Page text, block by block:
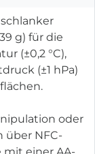
g) für die
(±0,2 °C),
(±1 hPa)
oder
über NFC-